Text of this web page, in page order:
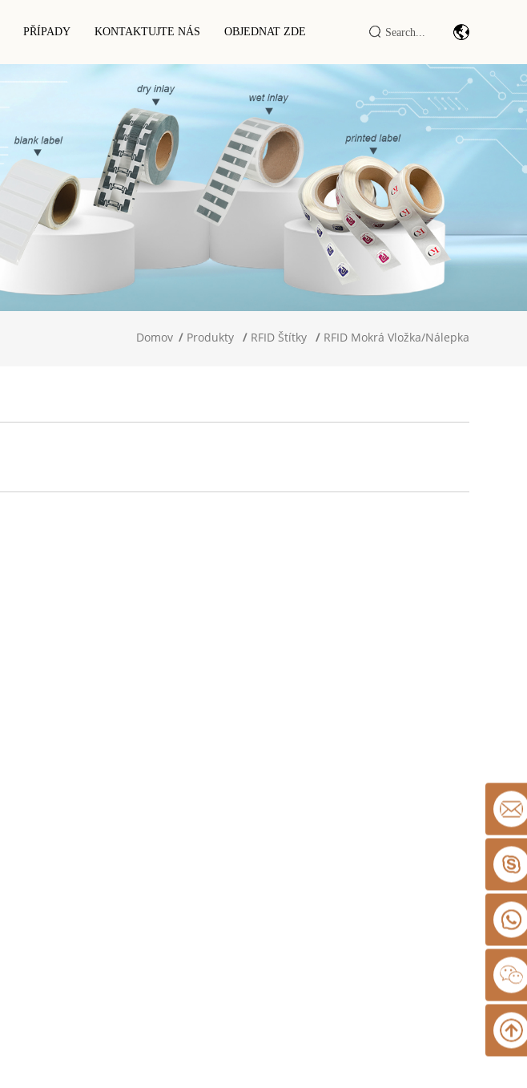
Peněženka S RFID Blokováním
Modul/motor Pro Skenování Čárových
Průmyslové IoT DTU/RTU
RFID LF/HF/UHF
Čtečka/zapisovačka
RFID Chytrá Skříň / Terminál
PŘÍPADY KONTAKTUJTE NÁS OBJEDNAT ZDE
Domov Produkty RFID Štítky RFID Mokrá Vložka/nálepka